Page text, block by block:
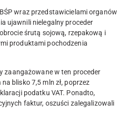
wraz przedstawicielami organów
ujawnili nielegalny proceder
śrutą sojową, rzepakową i
produktami pochodzenia
zaangażowane w ten proceder
blisko 7,5 mln zł, poprzez
podatku VAT. Ponadto,
faktur, oszuści zalegalizowali